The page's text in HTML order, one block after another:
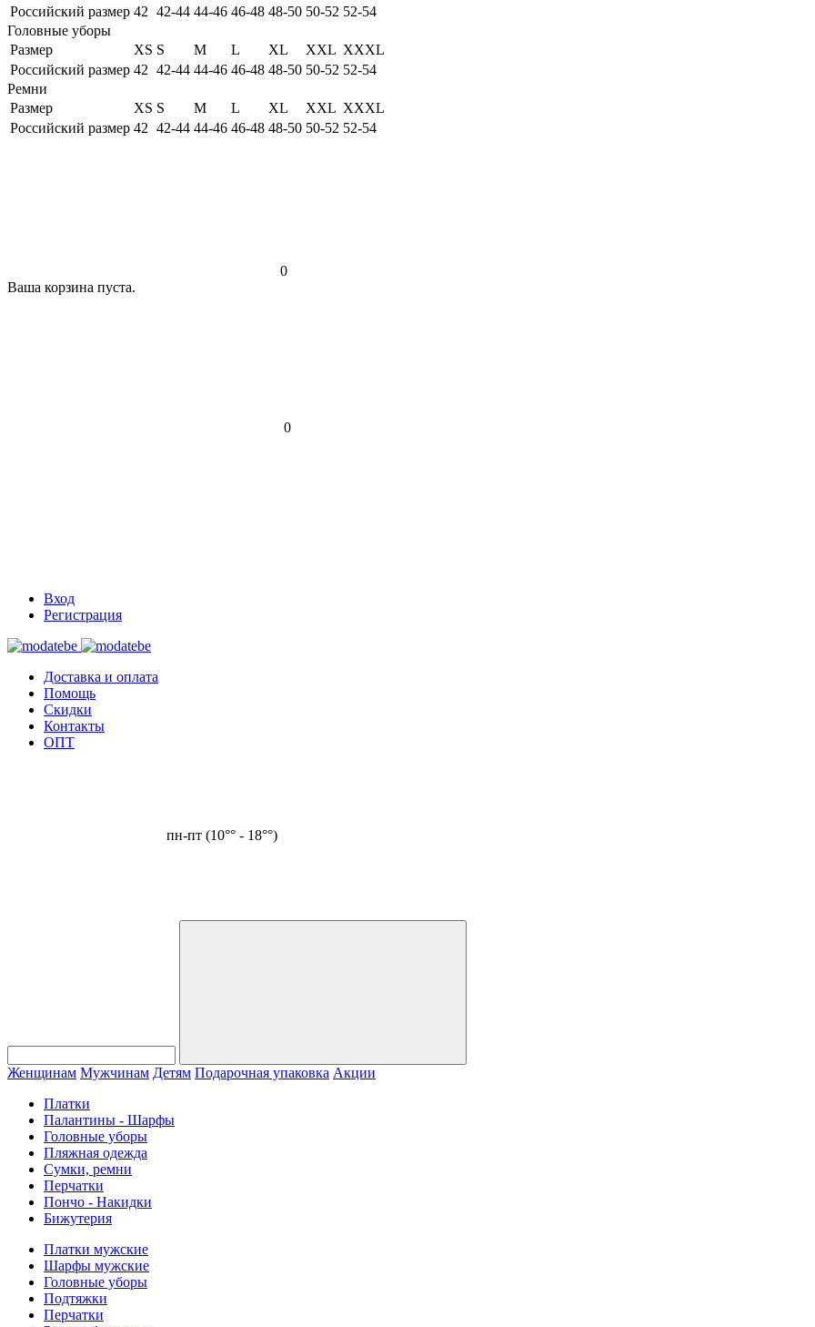
Российский размер 42 42-44 44-46 46-48 48-50 50-52 52-54
Головные уборы
Размер
XS S M L XL XXL XXXL
Российский размер 42 42-44 44-46 46-48 48-50 50-52 52-54
Ремни
Размер
XS S M L XL XXL XXXL
Российский размер 42 42-44 44-46 46-48 48-50 50-52 52-54
0
Ваша корзина пуста.
0
Вход
Регистрация
Доставка и оплата
Помощь
Скидки
Контакты
ОПТ
пн-пт (10°° - 18°°)
Женщинам Мужчинам Детям Подарочная упаковка Акции
Платки
Палантины - Шарфы
Головные уборы
Пляжная одежда
Сумки, ремни
Перчатки
Пончо - Накидки
Бижутерия
Платки мужские
Шарфы мужские
Головные уборы
Подтяжки
Перчатки